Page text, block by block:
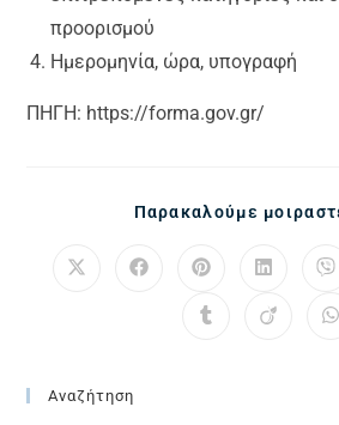
προορισμού
Ημερομηνία, ώρα, υπογραφή
ΠΗΓΗ: https://forma.gov.gr/
Παρακαλούμε
Αναζήτηση